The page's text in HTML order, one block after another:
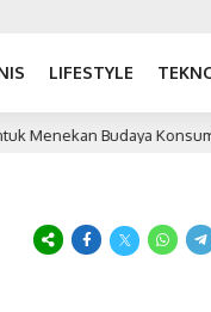
LIFESTYLE
Budaya Konsumtif